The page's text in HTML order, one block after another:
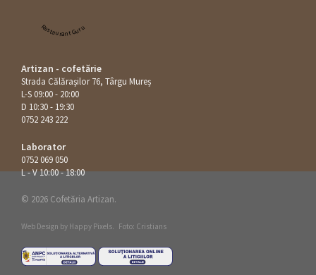
Restaurant Guru
Artizan - cofetărie
Strada Călăraşilor 76, Târgu Mureș
L-S 09:00 - 20:00
D 10:30 - 19:30
0752 243 222
Laborator
0752 069 050
L - V 10:00 - 18:00
© 2026 Cofetăria Artizan.
Web Design by Happy Pixels. Foto: Cristians